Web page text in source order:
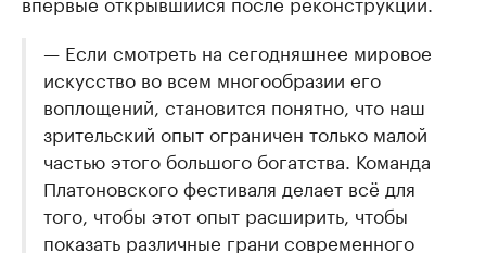
— Если смотреть на сегодняшнее мировое
искусство во всем многообразии его
воплощений, становится понятно, что наш
зрительский опыт ограничен только малой
частью этого большого богатства. Команда
Платоновского фестиваля делает всё для
того, чтобы этот опыт расширить, чтобы
показать различные грани современного